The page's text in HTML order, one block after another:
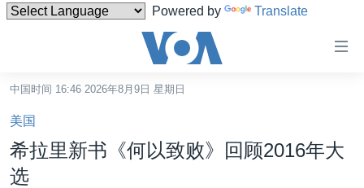
Powered by Translate
碍
链
接
跳
转
中国
中国时间 16:46 2026年8月9日 星期日
美国
希拉里新书《何以致败》回顾2016年大
选